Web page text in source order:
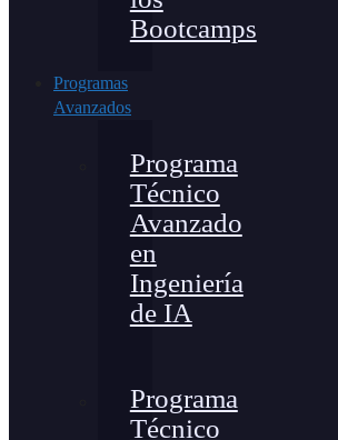
Bootcamps
Programas
Avanzados
Programa
Técnico
Avanzado
en
Ingeniería
de IA
Programa
Técnico